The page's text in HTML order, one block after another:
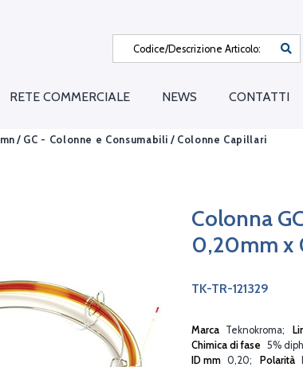
RETE COMMERCIALE NEWS CONTATTI
/ GC - Colonne e Consumabili / Colonne Capillari
Colonna
0,20mm x
TK-TR-121329
Marca Teknokroma
Chimica di fase 5%
ID mm 0,20 Polarità